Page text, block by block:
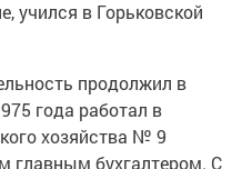
продолжил в
года работал в
хозяйства № 9
главным бухгалтером. С